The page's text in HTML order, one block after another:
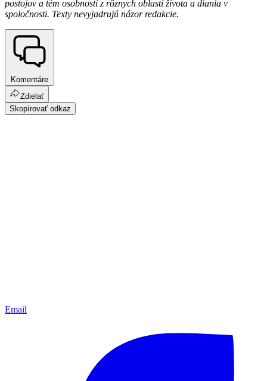
postojov a tém osobností z rôznych oblastí života a diania v
spoločnosti. Texty nevyjadrujú názor redakcie.
Komentáre
Zdielať
Skopírovať odkaz
Email